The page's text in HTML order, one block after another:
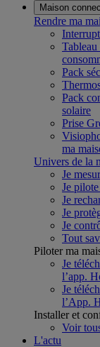
Maison
Rendre ma
Pack
Pack
solaire
Prise
ma
Univers de la
Je
Je
Je
Je
Je
Tout
Piloter ma
Je
l’app.
Je
l’App.
Installer et
Voir
L'actu